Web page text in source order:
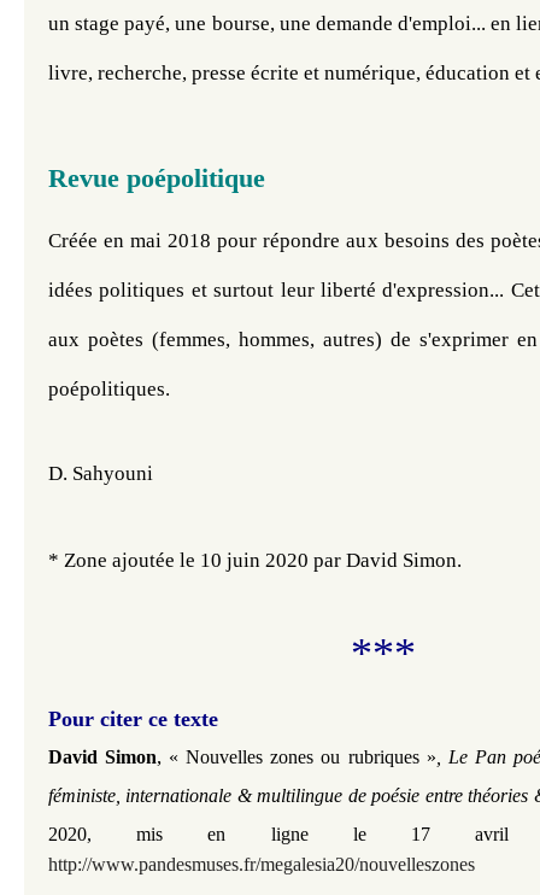
un stage payé, une bourse, une demande d'emploi... en
livre, recherche, presse écrite et numérique, éducation et
Revue poépolitique
Créée en mai 2018 pour répondre aux besoins des
idées politiques et surtout leur liberté d'expression...
aux poètes (femmes, hommes, autres) de s'exprimer
poépolitiques.
D. Sahyouni
* Zone ajoutée le 10 juin 2020 par David Simon.
***
Pour citer ce texte
David Simon, « Nouvelles zones ou rubriques » , Le Pan
féministe, internationale & multilingue de poésie entre théories
2020, mis en ligne le 17 avril
http://www.pandesmuses.fr/megalesia20/nouvelleszones